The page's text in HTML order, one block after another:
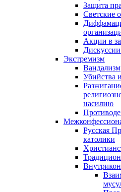
Защита
Светские
Акции в
Экстремизм
Вандализм
Убийства
насилию
Русская
католики